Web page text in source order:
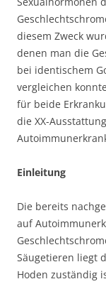
diesem Zweck
denen man die
bei identischem
vergleichen
für beide
die XX-
Einleitung
Die bereits
auf
Säugetieren liegt
Hoden zuständig